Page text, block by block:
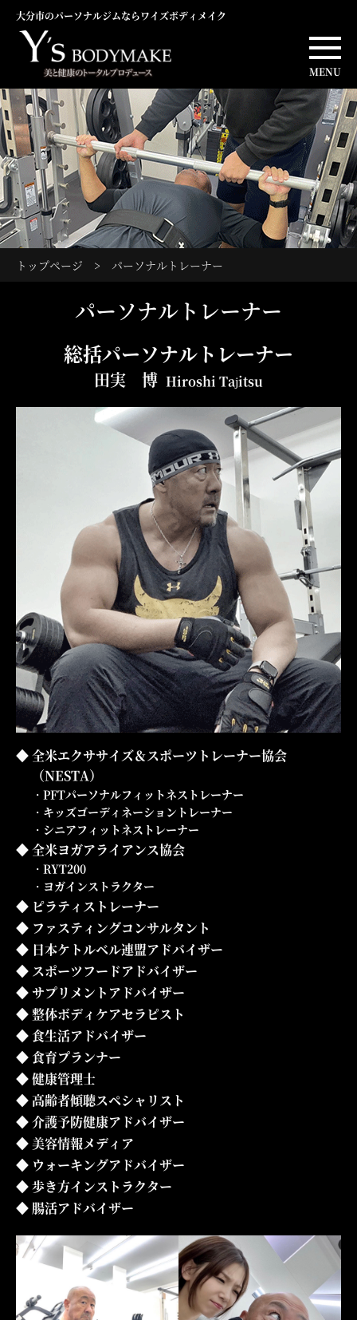
大分市のパーソナルジムならワイズボディメイク
MENU
トップページ > パーソナルトレーナー
パーソナルトレーナー
総括パーソナルトレーナー
田実 博 Hiroshi Tajitsu
全米エクササイズ＆スポーツトレーナー協会
（NESTA）
・PFTパーソナルフィットネストレーナー
・キッズゴーディネーショントレーナー
・シニアフィットネストレーナー
全米ヨガアライアンス協会
・RYT200
・ヨガインストラクター
ピラティストレーナー
ファスティングコンサルタント
日本ケトルベル連盟アドバイザー
スポーツフードアドバイザー
サプリメントアドバイザー
整体ボディケアセラピスト
食生活アドバイザー
食育プランナー
健康管理士
高齢者傾聴スペシャリスト
介護予防健康アドバイザー
美容情報メディア
ウォーキングアドバイザー
歩き方インストラクター
腸活アドバイザー